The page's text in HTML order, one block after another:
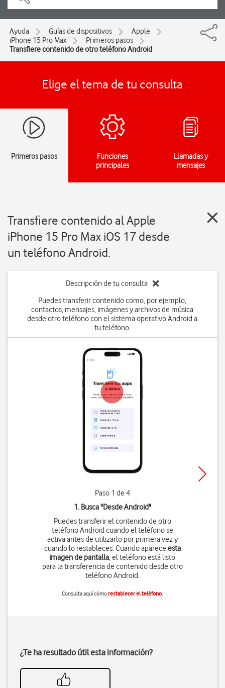
Ayuda Guías de dispositivos
Apple
iPhone 15 Pro Max
Primeros pasos
Transfiere contenido de otro teléfono Android
Elige el tema de tu consulta
Primeros pasos
Funciones
principales
Llamadas y
mensajes
Transfiere contenido al Apple
iPhone 15 Pro Max iOS 17 desde
un teléfono Android.
Descripción de tu consulta
Puedes transferir contenido como, por ejemplo,
contactos, mensajes, imágenes y archivos de música
desde otro teléfono con el sistema operativo Android a
tu teléfono.
Paso 1 de 4
1. Busca "Desde Android"
Puedes transferir el contenido de otro
teléfono Android cuando el teléfono se
activa antes de utilizarlo por primera vez y
cuando lo restableces. Cuando aparece esta
imagen de pantalla, el teléfono está listo
para la transferencia de contenido desde otro
teléfono Android.
Consulta aquí cómorestablecer el teléfono.
¿Te ha resultado útil esta información?